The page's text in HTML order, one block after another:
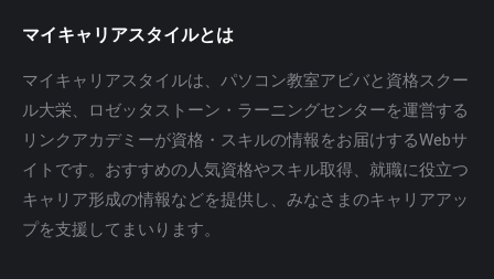
マイキャリアスタイルとは
マイキャリアスタイルは、パソコン教室アビバと資格スクー
ル大栄、ロゼッタストーン・ラーニングセンターを運営する
リンクアカデミーが資格・スキルの情報をお届けするWebサ
イトです。おすすめの人気資格やスキル取得、就職に役立つ
キャリア形成の情報などを提供し、みなさまのキャリアアッ
プを支援してまいります。